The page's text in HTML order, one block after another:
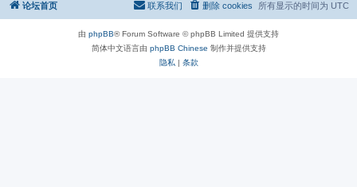
论坛首页 所有显示的时间为 UTC
删除 cookies
联系我们
由 phpBB® Forum Software © phpBB Limited 提供支持
简体中文语言由 phpBB Chinese 制作并提供支持
隐私| 条款